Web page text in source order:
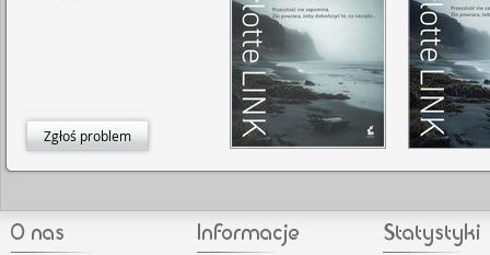
Zgłoś problem